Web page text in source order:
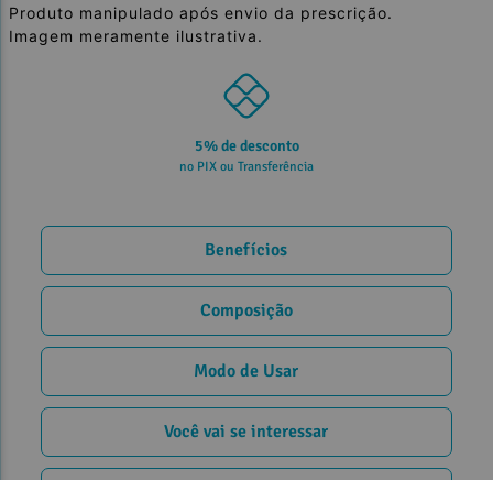
Produto manipulado após envio da prescrição.
Imagem meramente ilustrativa.
5% de desconto
no PIX ou Transferência
Benefícios
Composição
Modo de Usar
Você vai se interessar